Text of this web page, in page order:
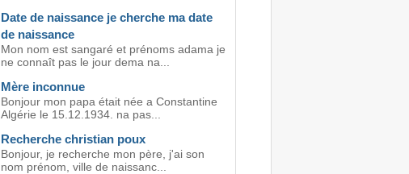
Date de naissance je cherche ma date
de naissance
Mon nom est sangaré et prénoms adama je
ne connaît pas le jour dema na...
Mère inconnue
Bonjour mon papa était née a Constantine
Algérie le 15.12.1934. na pas...
Recherche christian poux
Bonjour, je recherche mon père, j'ai son
nom prénom, ville de naissanc...